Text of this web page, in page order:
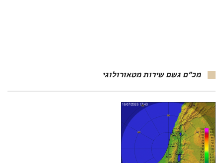
מכ"ם גשם שירות מטאורולוגי